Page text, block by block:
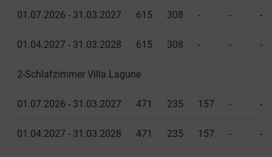
01.07.2026 - 31.03.2027 615 308 - - -
01.04.2027 - 31.03.2028 615 308 - - -
2-Schlafzimmer Villa Lagune
01.07.2026 - 31.03.2027 471 235 157 - -
01.04.2027 - 31.03.2028 471 235 157 - -